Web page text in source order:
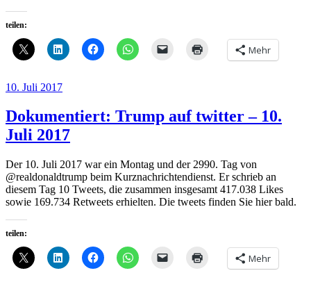
teilen:
Mehr
Veröffentlicht
10. Juli 2017
Dokumentiert: Trump auf twitter – 10.
Juli 2017
Der 10. Juli 2017 war ein Montag und der 2990. Tag von
@realdonaldtrump beim Kurznachrichtendienst. Er schrieb an
diesem Tag 10 Tweets, die zusammen insgesamt 417.038 Likes
sowie 169.734 Retweets erhielten. Die tweets finden Sie hier bald.
teilen:
Mehr